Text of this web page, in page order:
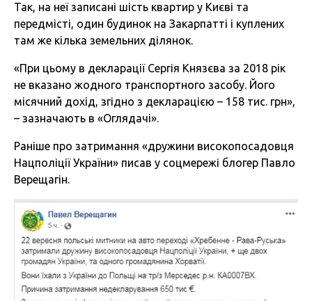
Так, на неї записані шість квартир у Києві та
передмісті, один будинок на Закарпатті і куплених
там же кілька земельних ділянок.
«При цьому в декларації Сергія Князєва за 2018 рік
не вказано жодного транспортного засобу. Його
місячний дохід, згідно з декларацією – 158 тис. грн»,
– зазначають в «Оглядачі».
Раніше про затримання «дружини високопосадовця
Нацполіції України» писав у соцмережі блогер Павло
Верещагін.